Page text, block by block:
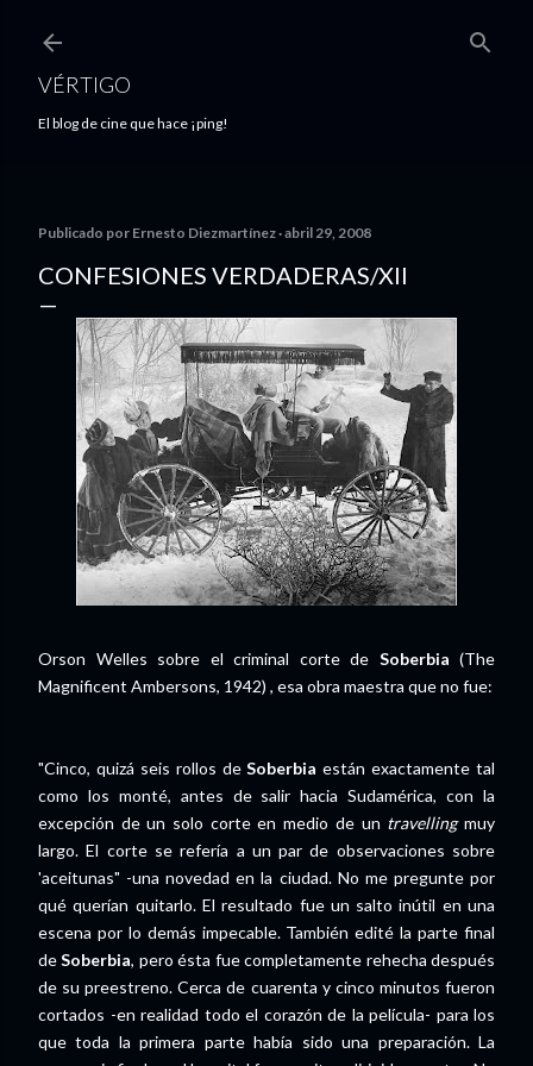
VÉRTIGO
El blog de cine que hace ¡ping!
Publicado por Ernesto Diezmartínez abril 29, 2008
CONFESIONES VERDADERAS/XII
Orson Welles sobre el criminal corte de Soberbia (The
Magnificent Ambersons, 1942) , esa obra maestra que no fue:
"Cinco, quizá seis rollos deSoberbia están exactamente tal
como los monté, antes de salir hacia Sudamérica, con la
excepción de un solo corte en medio de un travellingmuy
largo. El corte se refería a un par de observaciones sobre
'aceitunas" -una novedad en la ciudad. No me pregunte por
qué querían quitarlo. El resultado fue un salto inútil en una
escena por lo demás impecable. También edité la parte final
deSoberbia, pero ésta fue completamente rehecha después
de su preestreno. Cerca de cuarenta y cinco minutos fueron
cortados -en realidad todo el corazón de la película- para los
que toda la primera parte había sido una preparación. La